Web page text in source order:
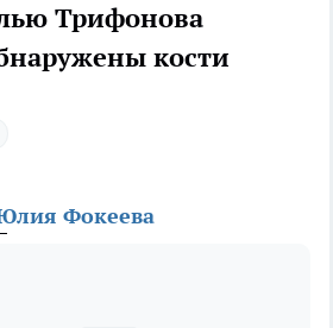
Трифонова
кости
Фокеева